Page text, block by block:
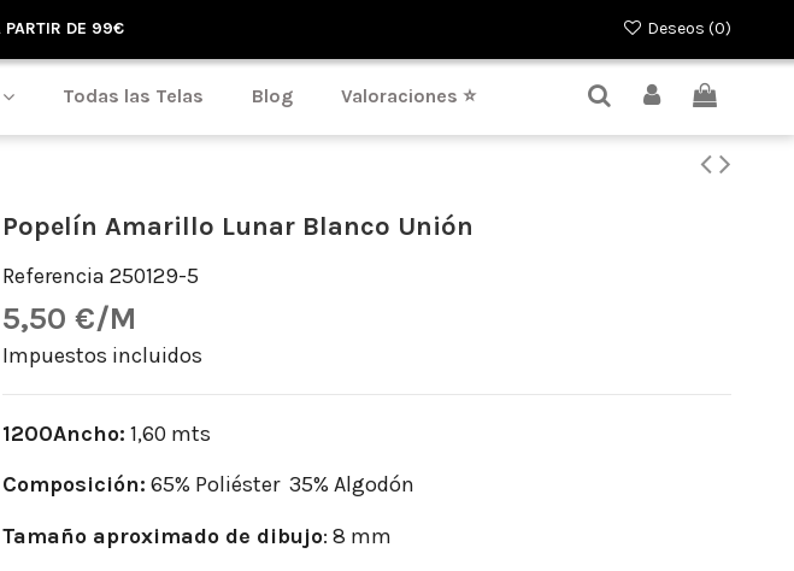
PARTIR DE 99€ Deseos (0)
Todas las Telas Blog Valoraciones ⭐
Popelín Amarillo Lunar Blanco Unión
Referencia 250129-5
5,50 €/M
Impuestos incluidos
1200Ancho: 1,60 mts
Composición: 65% Poliéster 35% Algodón
Tamaño aproximado de dibujo: 8 mm